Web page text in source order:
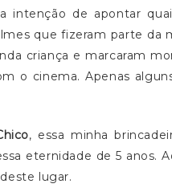
intenção de apontar
que fizeram parte da
criança e marcaram
o cinema. Apenas
, essa minha
eternidade de 5 anos.
lugar.